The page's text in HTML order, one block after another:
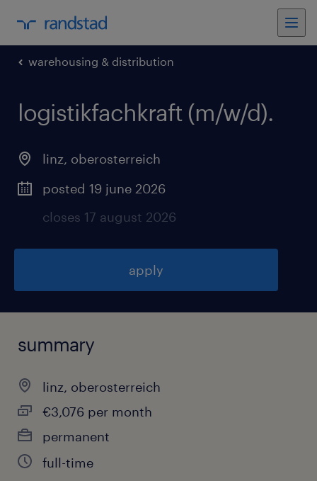
warehousing & distribution
logistikfachkraft (m/w/d).
linz, oberosterreich
posted 19 june 2026
closes 17 august 2026
apply
summary
linz, oberosterreich
€3,076 per month
permanent
full-time